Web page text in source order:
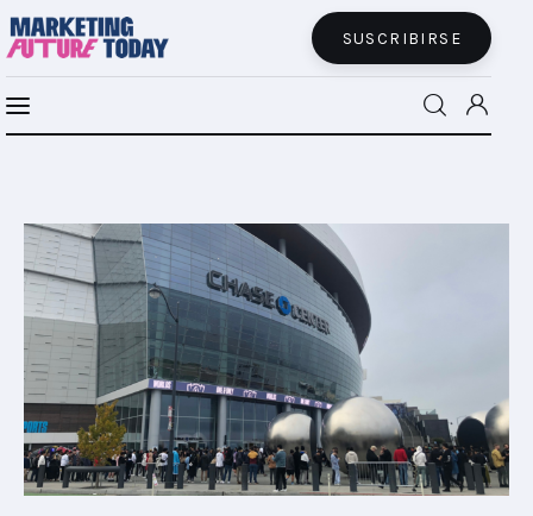
SUSCRIBIRSE
MFT+
INSIGHTS
FUTURE BRAND LAB
EVENTOS
CONECTADES